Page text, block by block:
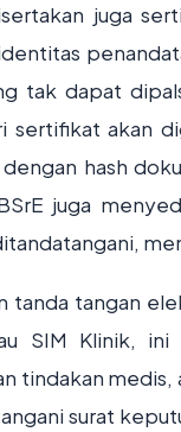
juga
tak dapat
sertifikat akan
dengan hash
juga
tanda tangan
SIM Klinik,
tindakan
surat